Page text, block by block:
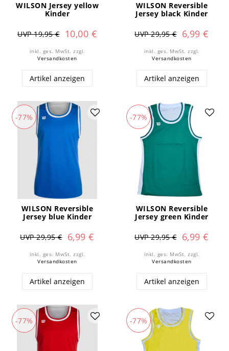
WILSON Jersey yellow
Kinder
UVP 19,95 € 10,00 €
inkl. ges. MwSt. zzgl.
Versandkosten
Artikel anzeigen
WILSON Reversible
Jersey black Kinder
UVP 29,95 € 6,99 €
inkl. ges. MwSt. zzgl.
Versandkosten
Artikel anzeigen
-77%
WILSON Reversible
Jersey blue Kinder
UVP 29,95 € 6,99 €
inkl. ges. MwSt. zzgl.
Versandkosten
Artikel anzeigen
-77%
WILSON Reversible
Jersey green Kinder
UVP 29,95 € 6,99 €
inkl. ges. MwSt. zzgl.
Versandkosten
Artikel anzeigen
-77% -77%